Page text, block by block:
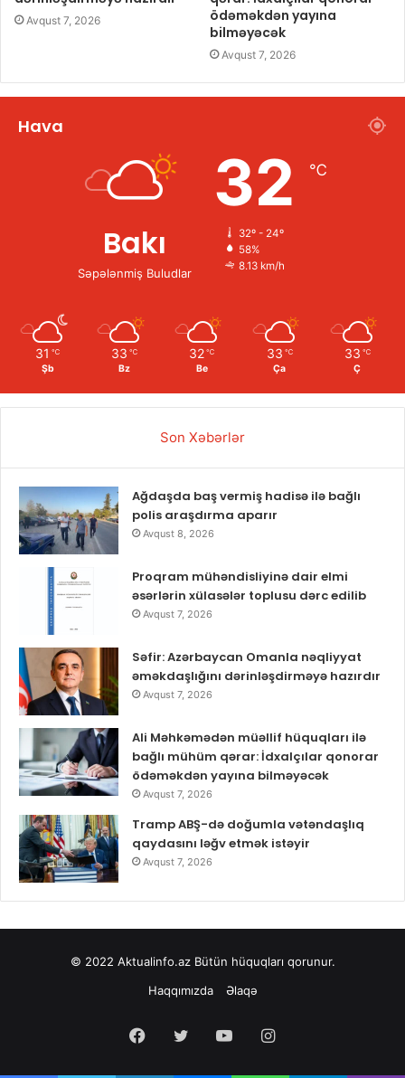
Avqust 7, 2026
ödəməkdən yayına
bilməyəcək
Avqust 7, 2026
Hava
Bakı
Səpələnmiş Buludlar
32 ℃
32º - 24º
58%
8.13 km/h
31 ℃
Şb
33 ℃
Bz
32 ℃
Be
33 ℃
Ça
33 ℃
Ç
Son Xəbərlər
Ağdaşda baş vermiş hadisə ilə bağlı
polis araşdırma aparır
Avqust 8, 2026
Proqram mühəndisliyinə dair elmi
əsərlərin xülasələr toplusu dərc edilib
Avqust 7, 2026
Səfir: Azərbaycan Omanla nəqliyyat
əməkdaşlığını dərinləşdirməyə hazırdır
Avqust 7, 2026
Ali Məhkəmədən müəllif hüquqları ilə
bağlı mühüm qərar: İdxalçılar qonorar
ödəməkdən yayına bilməyəcək
Avqust 7, 2026
Tramp ABŞ-də doğumla vətəndaşlıq
qaydasını ləğv etmək istəyir
Avqust 7, 2026
© 2022 Aktualinfo.azBütün hüquqları qorunur.
Haqqımızda
Əlaqə
Facebook
Twitter YouTubeInstagram